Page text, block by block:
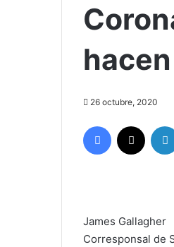
26 octubre, 2020
Facebook
James Gallagher
Corresponsal de